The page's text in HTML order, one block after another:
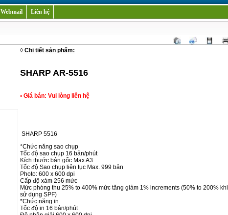
Webmail
Liên hệ
◊ Chi tiết sản phẩm:
SHARP AR-5516
• Giá bán: Vui lòng liên hệ
SHARP 5516
*Chức năng sao chụp
Tốc độ sao chụp 16 bản/phút
Kích thước bản gốc Max A3
Tốc độ Sao chụp liên tục Max. 999 bản
Photo: 600 x 600 dpi
Cấp độ xám 256 mức
Mức phóng thu 25% to 400% mức tăng giảm 1% increments (50% to 200% khi
sử dụng SPF)
*Chức năng in
Tốc độ in 16 bản/phút